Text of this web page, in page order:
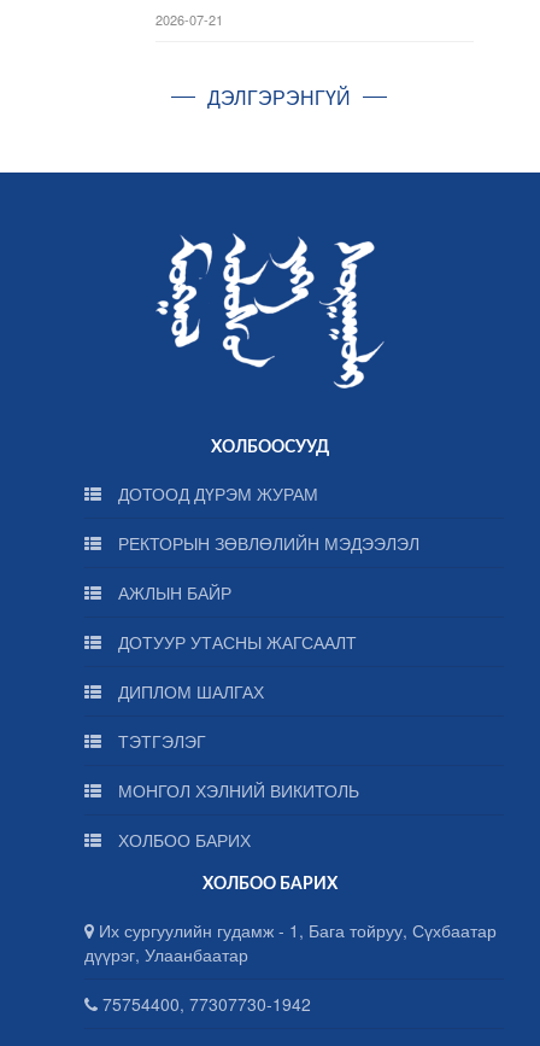
2026-07-21
ДЭЛГЭРЭНГҮЙ
ХОЛБООСУУД
ДОТООД ДҮРЭМ ЖУРАМ
РЕКТОРЫН ЗӨВЛӨЛИЙН МЭДЭЭЛЭЛ
АЖЛЫН БАЙР
ДОТУУР УТАСНЫ ЖАГСААЛТ
ДИПЛОМ ШАЛГАХ
ТЭТГЭЛЭГ
МОНГОЛ ХЭЛНИЙ ВИКИТОЛЬ
ХОЛБОО БАРИХ
ХОЛБОО БАРИХ
Их сургуулийн гудамж - 1, Бага тойруу, Сүхбаатар
дүүрэг, Улаанбаатар
75754400, 77307730-1942